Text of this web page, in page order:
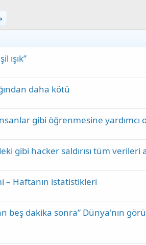
ışık”
daha kötü
gibi öğrenmesine yardımcı
gibi hacker saldırısı tüm verileri
– Haftanın istatistikleri
beş dakika sonra” Dünya'nın